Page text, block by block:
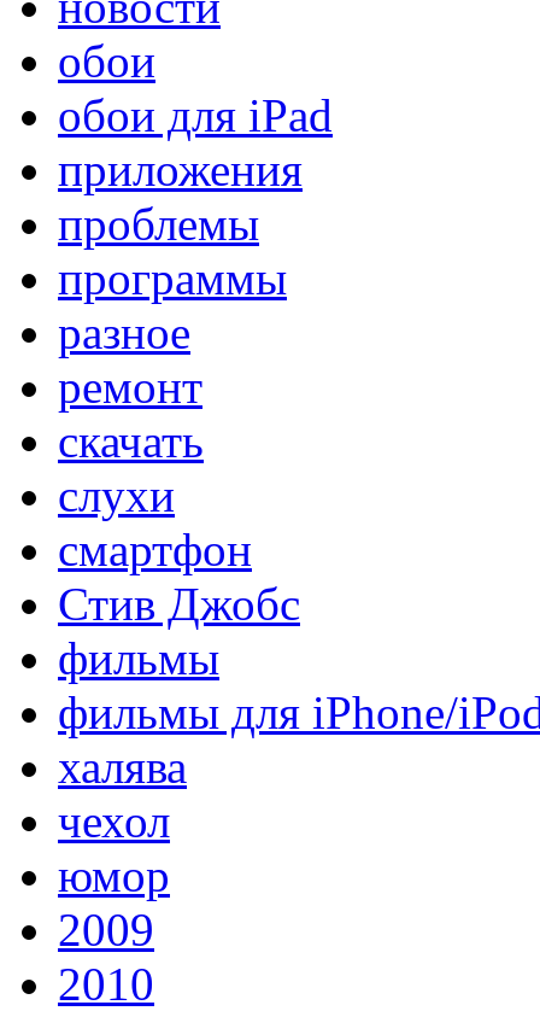
обои
обои для iPad
приложения
проблемы
программы
разное
ремонт
скачать
слухи
смартфон
Стив Джобс
фильмы
фильмы для iPhone/
халява
чехол
юмор
2009
2010